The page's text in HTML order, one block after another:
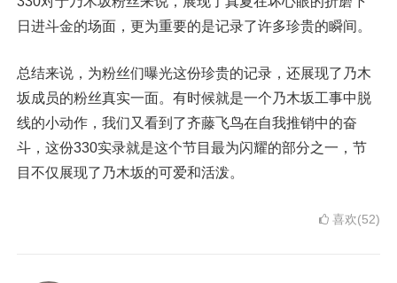
日进斗金的场面，更为重要的是记录了许多珍贵的瞬间。
总结来说，为粉丝们曝光这份珍贵的记录，还展现了乃木
坂成员的粉丝真实一面。有时候就是一个乃木坂工事中脱
线的小动作，我们又看到了齐藤飞鸟在自我推销中的奋
斗，这份330实录就是这个节目最为闪耀的部分之一，节
目不仅展现了乃木坂的可爱和活泼。
喜欢(52)